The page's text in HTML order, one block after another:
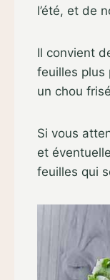
l’été, et de
Il convient
feuilles plus
un chou
Si vous
et
feuilles qui